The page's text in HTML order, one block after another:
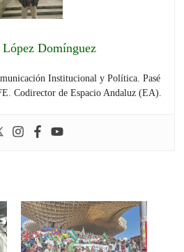
Domínguez
Institucional y Política. Pasé
Codirector de Espacio Andaluz (EA).